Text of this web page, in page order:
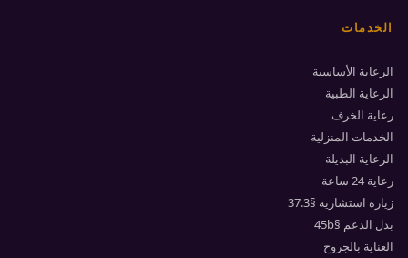
الخدمات
الرعاية الأساسية
الرعاية الطبية
رعاية الخرف
الخدمات المنزلية
الرعاية البديلة
رعاية 24 ساعة
زيارة استشارية §37.3
بدل الدعم §45b
العناية بالجروح